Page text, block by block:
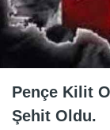
Pençe Kilit
Şehit Oldu.